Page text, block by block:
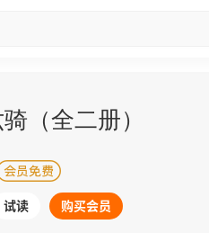
（全二册）
试读 购买会员